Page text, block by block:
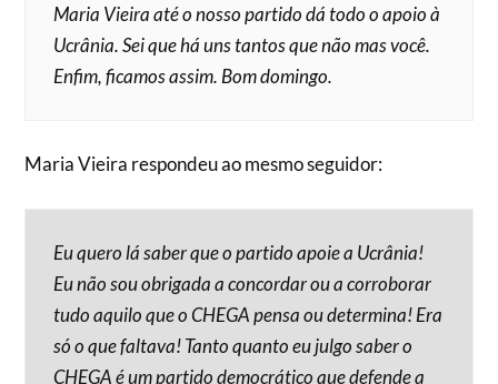
Maria Vieira até o nosso partido dá todo o apoio à
Ucrânia. Sei que há uns tantos que não mas você.
Enfim, ficamos assim. Bom domingo.
Maria Vieira respondeu ao mesmo seguidor:
Eu quero lá saber que o partido apoie a Ucrânia!
Eu não sou obrigada a concordar ou a corroborar
tudo aquilo que o CHEGA pensa ou determina! Era
só o que faltava! Tanto quanto eu julgo saber o
CHEGA é um partido democrático que defende a